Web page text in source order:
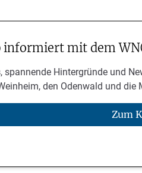
mit dem
spannende Hintergründe und
den Odenwald und
Zum